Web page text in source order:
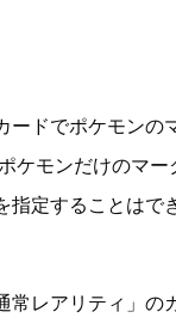
ドでポケモンの
ケモンだけのマー
定することはで
常レアリティ」の